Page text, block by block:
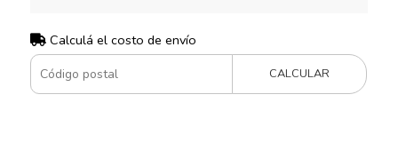
Calculá el costo de envío
CALCULAR